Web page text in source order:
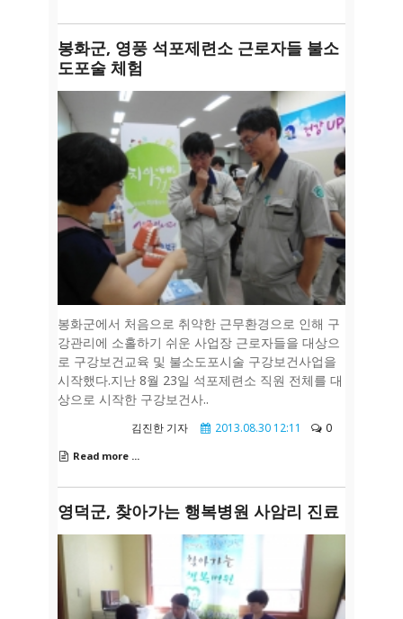
봉화군, 영풍 석포제련소 근로자들 불소
도포술 체험
봉화군에서 처음으로 취약한 근무환경으로 인해 구
강관리에 소홀하기 쉬운 사업장 근로자들을 대상으
로 구강보건교육 및 불소도포시술 구강보건사업을
시작했다.지난 8월 23일 석포제련소 직원 전체를 대
상으로 시작한 구강보건사..
김진한 기자 2013.08.30 12:11 0
Read more ...
영덕군, 찾아가는 행복병원 사암리 진료